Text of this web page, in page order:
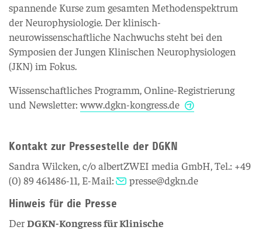
spannende Kurse zum gesamten Methodenspektrum
der Neurophysiologie. Der klinisch-
neurowissenschaftliche Nachwuchs steht bei den
Symposien der Jungen Klinischen Neurophysiologen
(JKN) im Fokus.
Wissenschaftliches Programm, Online-Registrierung
und Newsletter:www.dgkn-kongress.de
Kontakt zur Pressestelle der DGKN
Sandra Wilcken, c/o albertZWEI media GmbH, Tel.: +49
(0) 89 461486-11, E-Mail:
presse@dgkn.de
Hinweis für die Presse
DerDGKN-Kongress für Klinische